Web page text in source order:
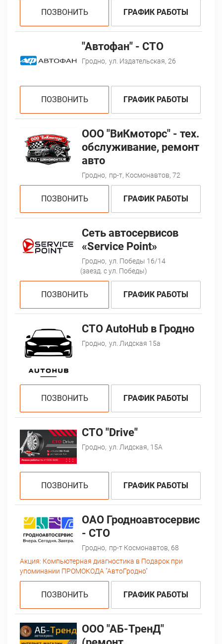
ПОЗВОНИТЬ ГРАФИК РАБОТЫ
"Автофан" - СТО
Гродно, ул. Издательская, 26
ПОЗВОНИТЬ ГРАФИК РАБОТЫ
ООО "ВиКмоторс" - тех.
обслуживание, ремонт
авто
Гродно, пр-т, Космонавтов, 72
ПОЗВОНИТЬ ГРАФИК РАБОТЫ
Сеть автосервисов
«Service Point»
Гродно, ул. Победы 16/14
(заезд. с ул. Победы)
ПОЗВОНИТЬ ГРАФИК РАБОТЫ
СТО AutoHub в Гродно
Гродно, ул. Лидская 15а
ПОЗВОНИТЬ ГРАФИК РАБОТЫ
СТО "Drive"
Гродно, ул. Лидская, 15А
ПОЗВОНИТЬ ГРАФИК РАБОТЫ
ОАО Гродноавтосервис
- СТО
Гродно, пр-т Космонавтов, 68
Акция: Компьютерная диагностика в Подарок при
упоминании ПРОМОКОДА "АвтоГродно"
ПОЗВОНИТЬ ГРАФИК РАБОТЫ
ООО "АБ-ТренД"